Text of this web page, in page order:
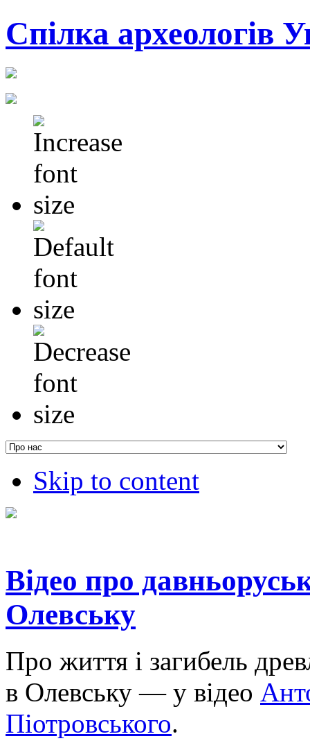
Cпілка археологів
Skip to content
Відео про
Олевську
Про життя і загибель
в Олевську — у відео
Піотровського.